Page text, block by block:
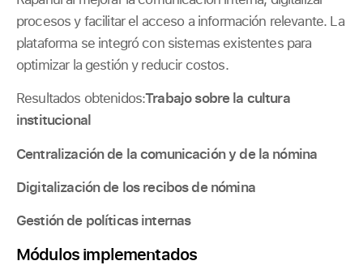
procesos y facilitar el acceso a información relevante. La
plataforma se integró con sistemas existentes para
optimizar la gestión y reducir costos.
Resultados obtenidos:Trabajo sobre la cultura
institucional
Centralización de la comunicación y de la nómina
Digitalización de los recibos de nómina
Gestión de políticas internas
Módulos implementados